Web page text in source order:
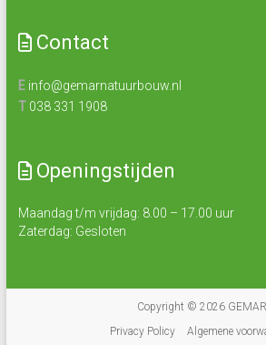
Contact
E info@gemarnatuurbouw.nl
T 038 331 1908
Openingstijden
Maandag t/m vrijdag: 8.00 – 17.00 uur
Zaterdag: Gesloten
Copyright © 2026 GEMAR
Privacy Policy
Algemene